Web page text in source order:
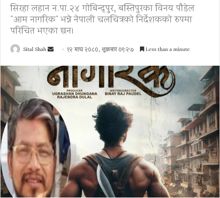
सिरहा लहान न.पा.२४ गाेबिन्द्पुर, बस्तिपुरका विनय पाैडेल
"आम नागरिक" भन्ने नेपाली चलचित्रकाे निर्देशकको रुपमा
परिचित भएका छन।
Sital Shah
Send
email
१२ माघ २०८०, शुक्रबार ०९:२७ Less than a minute